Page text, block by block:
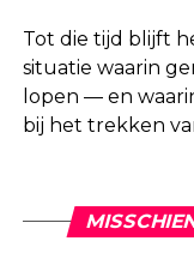
Tot die tijd blijft
situatie waarin
lopen — en
bij het trekken